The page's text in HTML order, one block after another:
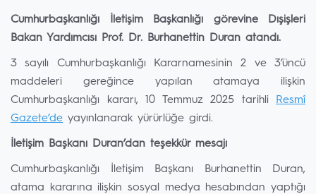
Cumhurbaşkanlığı İletişim Başkanlığı görevine Dışişleri
Bakan Yardımcısı Prof. Dr. Burhanettin Duran atandı.
3 sayılı Cumhurbaşkanlığı Kararnamesinin 2 ve 3’üncü
maddeleri gereğince yapılan atamaya ilişkin
Cumhurbaşkanlığı kararı, 10 Temmuz 2025 tarihli
Resmî
Gazete’de yayınlanarak yürürlüğe girdi.
İletişim Başkanı Duran’dan teşekkür mesajı
Cumhurbaşkanlığı İletişim Başkanı Burhanettin Duran,
atama kararına ilişkin sosyal medya hesabından yaptığı